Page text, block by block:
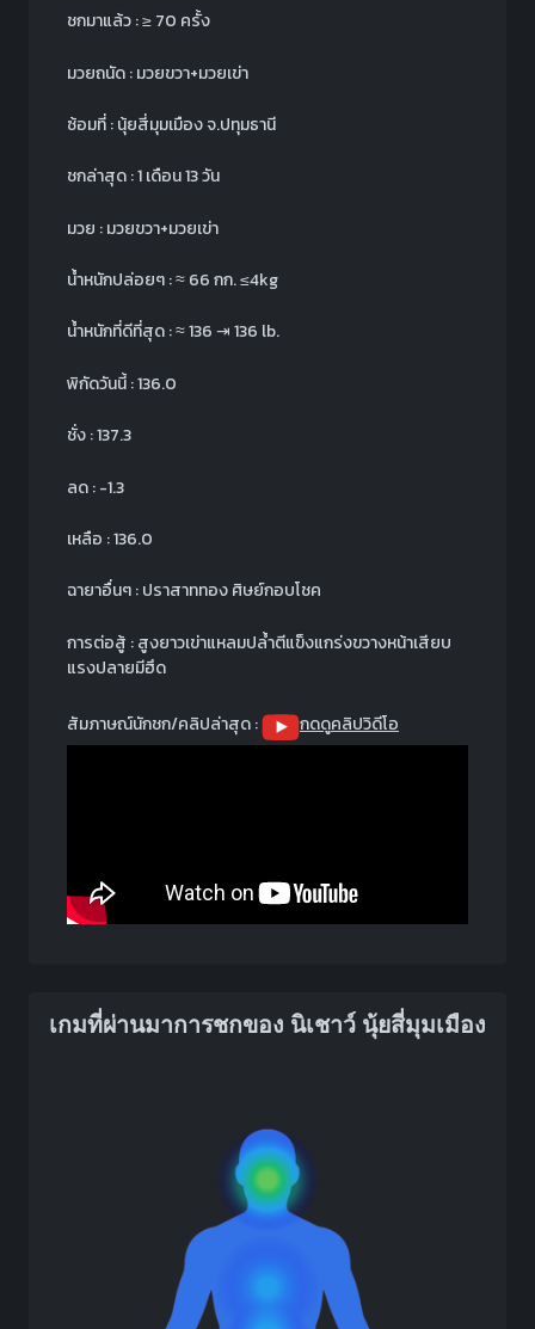
ชกมาแล้ว :≥70 ครั้ง
มวยถนัด : มวยขวา+มวยเข่า
ซ้อมที่ : นุ้ยสี่มุมเมือง จ.ปทุมธานี
ชกล่าสุด : 1 เดือน 13 วัน
มวย : มวยขวา+มวยเข่า
น้ำหนักปล่อยๆ :≈66 กก.≤4kg
น้ำหนักที่ดีที่สุด :≈136⇥136 lb.
พิกัดวันนี้ : 136.0
ชั่ง : 137.3
ลด : -1.3
เหลือ : 136.0
ฉายาอื่นๆ : ปราสาททอง ศิษย์กอบโชค
การต่อสู้ : สูงยาวเข่าแหลมปล้ำตีแข็งแกร่งขวางหน้าเสียบ
แรงปลายมีฮึด
สัมภาษณ์นักชก/คลิปล่าสุด : กดดูคลิปวิดีโอ
เกมที่ผ่านมาการชกของ นิเชาว์ นุ้ยสี่มุมเมือง